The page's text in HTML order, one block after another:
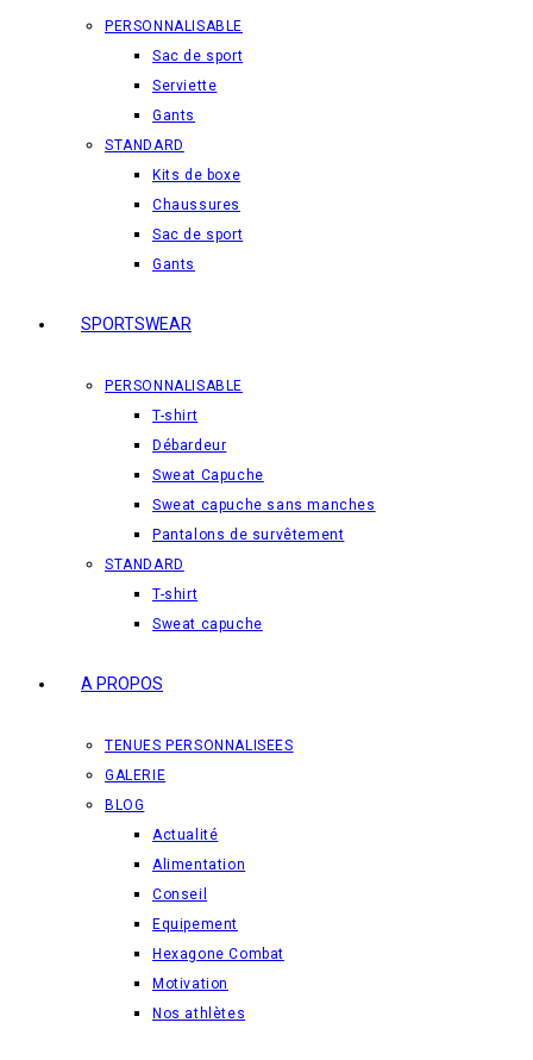
PERSONNALISABLE
Sac de sport
Serviette
Gants
STANDARD
Kits de boxe
Chaussures
Sac de sport
Gants
SPORTSWEAR
PERSONNALISABLE
T-shirt
Débardeur
Sweat Capuche
Sweat capuche sans manches
Pantalons de survêtement
STANDARD
T-shirt
Sweat capuche
A PROPOS
TENUES PERSONNALISEES
GALERIE
BLOG
Actualité
Alimentation
Conseil
Equipement
Hexagone Combat
Motivation
Nos athlètes